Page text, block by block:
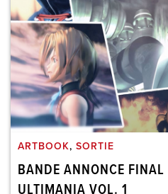
ARTBOOK, SORTIE
BANDE ANNONCE